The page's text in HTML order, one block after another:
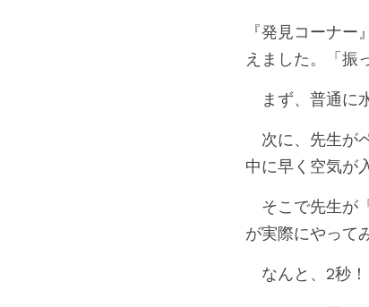
『発見コーナ
えました。「振
まず、普通に
次に、先生が
中に早く空気が
そこで先生が
が実際にやって
なんと、2秒！